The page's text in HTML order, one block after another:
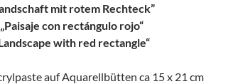
mit rotem Rechteck”
„Paisaje con rectángulo rojo“
with red rectangle“
auf Aquarellbütten ca 15 x 21 cm